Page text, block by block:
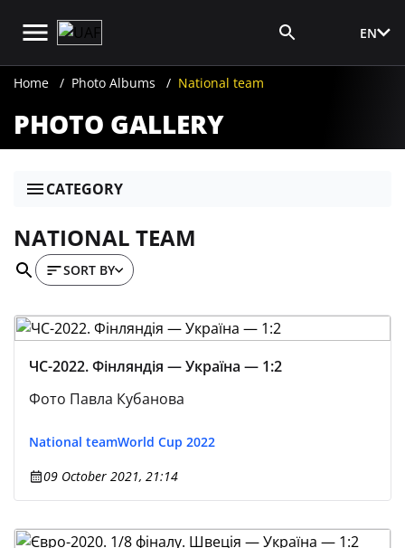
EN
Home Photo Albums National team
PHOTO GALLERY
CATEGORY
NATIONAL TEAM
SORT BY
ЧС-2022. Фінляндія — Україна — 1:2
Фото Павла Кубанова
National teamWorld Cup 2022
09 October 2021, 21:14